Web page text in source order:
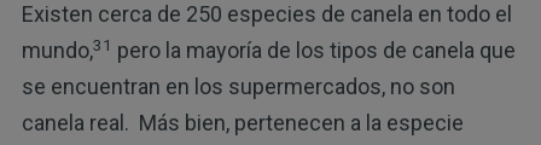
Existen cerca de 250 especies de canela en todo el
mundo,31 pero la mayoría de los tipos de canela que
se encuentran en los supermercados, no son
canela real. Más bien, pertenecen a la especie